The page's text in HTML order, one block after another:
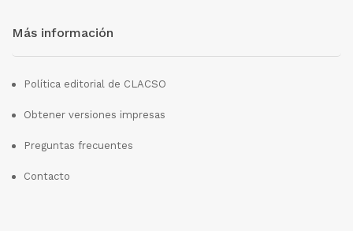
Más información
Política editorial de CLACSO
Obtener versiones impresas
Preguntas frecuentes
Contacto